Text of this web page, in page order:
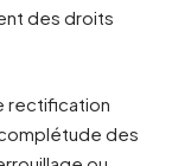
des droits
rectification
complétude des